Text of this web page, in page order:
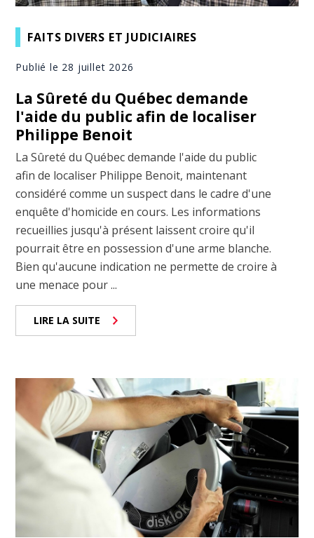
FAITS DIVERS ET JUDICIAIRES
Publié le 28 juillet 2026
La Sûreté du Québec demande
l'aide du public afin de localiser
Philippe Benoit
La Sûreté du Québec demande l'aide du public
afin de localiser Philippe Benoit, maintenant
considéré comme un suspect dans le cadre d'une
enquête d'homicide en cours. Les informations
recueillies jusqu'à présent laissent croire qu'il
pourrait être en possession d'une arme blanche.
Bien qu'aucune indication ne permette de croire à
une menace pour ...
LIRE LA SUITE